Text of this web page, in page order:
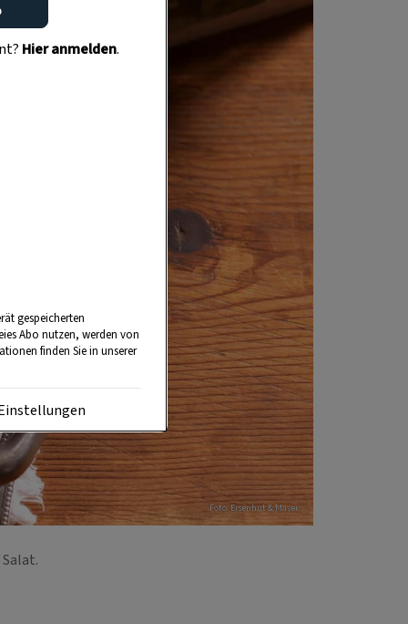
Foto: Eisenhut & Mayer
Hier anmelden.
gespeicherten
Abo nutzen, werden von
finden Sie in unserer